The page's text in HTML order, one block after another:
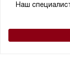
Наш